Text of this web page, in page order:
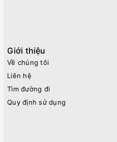
Giới thiệu
Về chúng tôi
Liên hệ
Tìm đường đi
Quy định sử dụng